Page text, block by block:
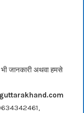
जानकारी अथवा हमसे